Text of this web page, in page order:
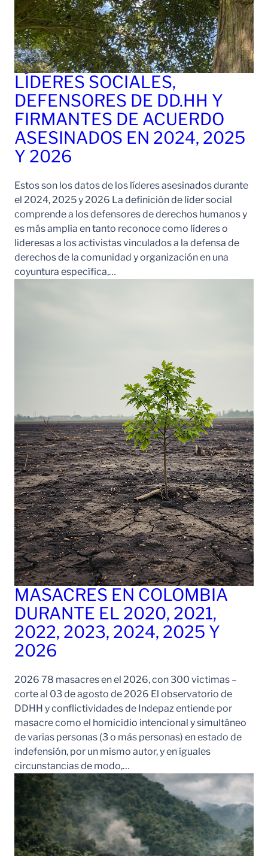
LÍDERES SOCIALES,
DEFENSORES DE DD.HH Y
FIRMANTES DE ACUERDO
ASESINADOS EN 2024, 2025
Y 2026
Estos son los datos de los líderes asesinados durante
el 2024, 2025 y 2026 La definición de líder social
comprende a los defensores de derechos humanos y
es más amplia en tanto reconoce como líderes o
lideresas a los activistas vinculados a la defensa de
derechos de la comunidad y organización en una
coyuntura específica,…
MASACRES EN COLOMBIA
DURANTE EL 2020, 2021,
2022, 2023, 2024, 2025 Y
2026
2026 78 masacres en el 2026, con 300 víctimas –
corte al 03 de agosto de 2026 El observatorio de
DDHH y conflictividades de Indepaz entiende por
masacre como el homicidio intencional y simultáneo
de varias personas (3 o más personas) en estado de
indefensión, por un mismo autor, y en iguales
circunstancias de modo,…